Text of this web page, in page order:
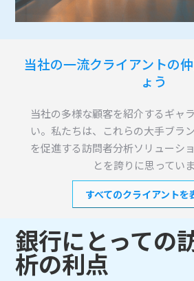
当社の一流クライアントの
ょう
当社の多様な顧客を紹介するギャ
い。私たちは、これらの大手ブラ
を促進する訪問者分析ソリューシ
とを誇りに思っていま
すべてのクライアントを
銀行にとっての
析の利点